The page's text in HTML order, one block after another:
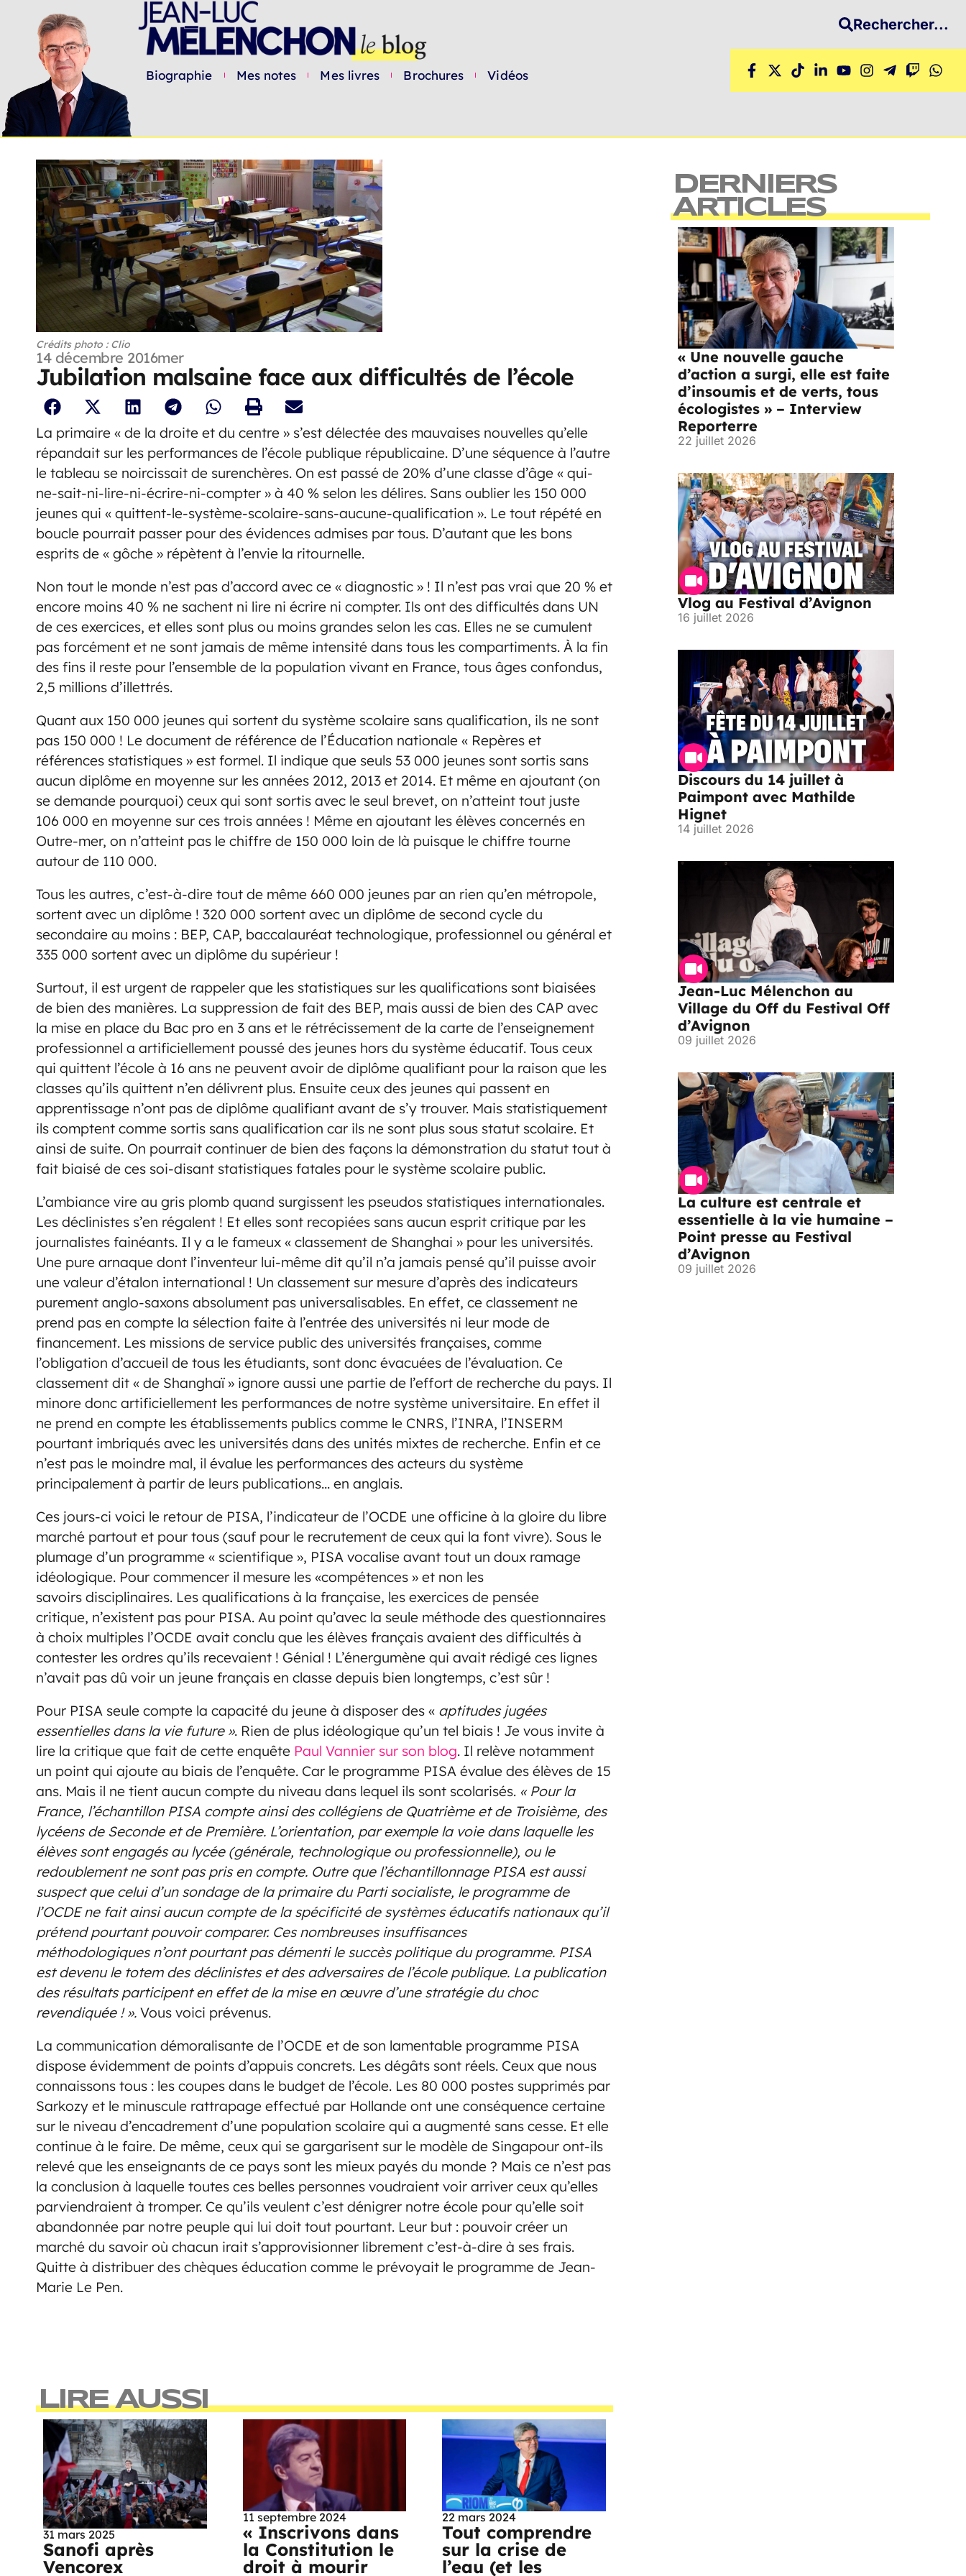
Biographie Mes notes Mes livres Brochures Vidéos
Rechercher...
Crédits photo : Clio
14 décembre 2016mer
Jubilation malsaine face aux difficultés de l’école
La primaire « de la droite et du centre » s’est délectée des mauvaises nouvelles qu’elle
répandait sur les performances de l’école publique républicaine. D’une séquence à l’autre
le tableau se noircissait de surenchères. On est passé de 20% d’une classe d’âge « qui-
ne-sait-ni-lire-ni-écrire-ni-compter » à 40 % selon les délires. Sans oublier les 150 000
jeunes qui « quittent-le-système-scolaire-sans-aucune-qualification ». Le tout répété en
boucle pourrait passer pour des évidences admises par tous. D’autant que les bons
esprits de « gôche » répètent à l’envie la ritournelle.
Non tout le monde n’est pas d’accord avec ce « diagnostic » ! Il n’est pas vrai que 20 % et
encore moins 40 % ne sachent ni lire ni écrire ni compter. Ils ont des difficultés dans UN
de ces exercices, et elles sont plus ou moins grandes selon les cas. Elles ne se cumulent
pas forcément et ne sont jamais de même intensité dans tous les compartiments. À la fin
des fins il reste pour l’ensemble de la population vivant en France, tous âges confondus,
2,5 millions d’illettrés.
Quant aux 150 000 jeunes qui sortent du système scolaire sans qualification, ils ne sont
pas 150 000 ! Le document de référence de l’Éducation nationale « Repères et
références statistiques » est formel. Il indique que seuls 53 000 jeunes sont sortis sans
aucun diplôme en moyenne sur les années 2012, 2013 et 2014. Et même en ajoutant (on
se demande pourquoi) ceux qui sont sortis avec le seul brevet, on n’atteint tout juste
106 000 en moyenne sur ces trois années ! Même en ajoutant les élèves concernés en
Outre-mer, on n’atteint pas le chiffre de 150 000 loin de là puisque le chiffre tourne
autour de 110 000.
Tous les autres, c’est-à-dire tout de même 660 000 jeunes par an rien qu’en métropole,
sortent avec un diplôme ! 320 000 sortent avec un diplôme de second cycle du
secondaire au moins : BEP, CAP, baccalauréat technologique, professionnel ou général et
335 000 sortent avec un diplôme du supérieur !
Surtout, il est urgent de rappeler que les statistiques sur les qualifications sont biaisées
de bien des manières. La suppression de fait des BEP, mais aussi de bien des CAP avec
la mise en place du Bac pro en 3 ans et le rétrécissement de la carte de l’enseignement
professionnel a artificiellement poussé des jeunes hors du système éducatif. Tous ceux
qui quittent l’école à 16 ans ne peuvent avoir de diplôme qualifiant pour la raison que les
classes qu’ils quittent n’en délivrent plus. Ensuite ceux des jeunes qui passent en
apprentissage n’ont pas de diplôme qualifiant avant de s’y trouver. Mais statistiquement
ils comptent comme sortis sans qualification car ils ne sont plus sous statut scolaire. Et
ainsi de suite. On pourrait continuer de bien des façons la démonstration du statut tout à
fait biaisé de ces soi-disant statistiques fatales pour le système scolaire public.
L’ambiance vire au gris plomb quand surgissent les pseudos statistiques internationales.
Les déclinistes s’en régalent ! Et elles sont recopiées sans aucun esprit critique par les
journalistes fainéants. Il y a le fameux « classement de Shanghai » pour les universités.
Une pure arnaque dont l’inventeur lui-même dit qu’il n’a jamais pensé qu’il puisse avoir
une valeur d’étalon international ! Un classement sur mesure d’après des indicateurs
purement anglo-saxons absolument pas universalisables. En effet, ce classement ne
prend pas en compte la sélection faite à l’entrée des universités ni leur mode de
financement. Les missions de service public des universités françaises, comme
l’obligation d’accueil de tous les étudiants, sont donc évacuées de l’évaluation. Ce
classement dit « de Shanghaï » ignore aussi une partie de l’effort de recherche du pays. Il
minore donc artificiellement les performances de notre système universitaire. En effet il
ne prend en compte les établissements publics comme le CNRS, l’INRA, l’INSERM
pourtant imbriqués avec les universités dans des unités mixtes de recherche. Enfin et ce
n’est pas le moindre mal, il évalue les performances des acteurs du système
principalement à partir de leurs publications… en anglais.
Ces jours-ci voici le retour de PISA, l’indicateur de l’OCDE une officine à la gloire du libre
marché partout et pour tous (sauf pour le recrutement de ceux qui la font vivre). Sous le
plumage d’un programme « scientifique », PISA vocalise avant tout un doux ramage
idéologique. Pour commencer il mesure les «compétences » et non les
savoirs disciplinaires. Les qualifications à la française, les exercices de pensée
critique, n’existent pas pour PISA. Au point qu’avec la seule méthode des questionnaires
à choix multiples l’OCDE avait conclu que les élèves français avaient des difficultés à
contester les ordres qu’ils recevaient ! Génial ! L’énergumène qui avait rédigé ces lignes
n’avait pas dû voir un jeune français en classe depuis bien longtemps, c’est sûr !
Pour PISA seule compte la capacité du jeune à disposer des « aptitudes jugées
essentielles dans la vie future ». Rien de plus idéologique qu’un tel biais ! Je vous invite à
lire la critique que fait de cette enquête Paul Vannier sur son blog. Il relève notamment
un point qui ajoute au biais de l’enquête. Car le programme PISA évalue des élèves de 15
ans. Mais il ne tient aucun compte du niveau dans lequel ils sont scolarisés. « Pour la
France, l’échantillon PISA compte ainsi des collégiens de Quatrième et de Troisième, des
lycéens de Seconde et de Première. L’orientation, par exemple la voie dans laquelle les
élèves sont engagés au lycée (générale, technologique ou professionnelle), ou le
redoublement ne sont pas pris en compte. Outre que l’échantillonnage PISA est aussi
suspect que celui d’un sondage de la primaire du Parti socialiste, le programme de
l’OCDE ne fait ainsi aucun compte de la spécificité de systèmes éducatifs nationaux qu’il
prétend pourtant pouvoir comparer. Ces nombreuses insuffisances
méthodologiques n’ont pourtant pas démenti le succès politique du programme. PISA
est devenu le totem des déclinistes et des adversaires de l’école publique. La publication
des résultats participent en effet de la mise en œuvre d’une stratégie du choc
revendiquée ! ». Vous voici prévenus.
La communication démoralisante de l’OCDE et de son lamentable programme PISA
dispose évidemment de points d’appuis concrets. Les dégâts sont réels. Ceux que nous
connaissons tous : les coupes dans le budget de l’école. Les 80 000 postes supprimés par
Sarkozy et le minuscule rattrapage effectué par Hollande ont une conséquence certaine
sur le niveau d’encadrement d’une population scolaire qui a augmenté sans cesse. Et elle
continue à le faire. De même, ceux qui se gargarisent sur le modèle de Singapour ont-ils
relevé que les enseignants de ce pays sont les mieux payés du monde ? Mais ce n’est pas
la conclusion à laquelle toutes ces belles personnes voudraient voir arriver ceux qu’elles
parviendraient à tromper. Ce qu’ils veulent c’est dénigrer notre école pour qu’elle soit
abandonnée par notre peuple qui lui doit tout pourtant. Leur but : pouvoir créer un
marché du savoir où chacun irait s’approvisionner librement c’est-à-dire à ses frais.
Quitte à distribuer des chèques éducation comme le prévoyait le programme de Jean-
Marie Le Pen.
LIRE AUSSI
31 mars 2025
Sanofi après
Vencorex
11 septembre 2024
« Inscrivons dans
la Constitution le
droit à mourir
22 mars 2024
Tout comprendre
sur la crise de
l’eau (et les
DERNIERS
ARTICLES
« Une nouvelle gauche
d’action a surgi, elle est faite
d’insoumis et de verts, tous
écologistes » – Interview
Reporterre
22 juillet 2026
Vlog au Festival d’Avignon
16 juillet 2026
Discours du 14 juillet à
Paimpont avec Mathilde
Hignet
14 juillet 2026
Jean-Luc Mélenchon au
Village du Off du Festival Off
d’Avignon
09 juillet 2026
La culture est centrale et
essentielle à la vie humaine –
Point presse au Festival
d’Avignon
09 juillet 2026